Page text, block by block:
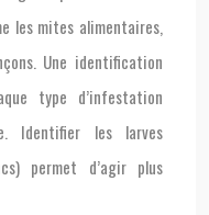
les mites alimentaires,
Une identification
type d’infestation
Identifier les larves
permet d’agir plus